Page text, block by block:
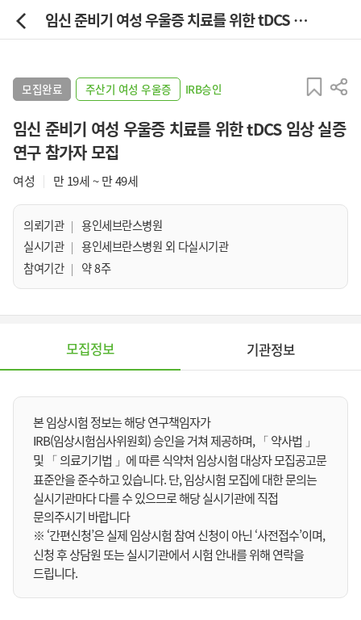
임신 준비기 여성 우울증 치료를 위한 tDCS 임상 실증 연구 참가자 모집
모집완료 주산기 여성 우울증 IRB승인
임신 준비기 여성 우울증 치료를 위한 tDCS 임상 실증
연구 참가자 모집
여성 만 19세 ~ 만 49세
의뢰기관
용인세브란스병원
실시기관
용인세브란스병원 외 다실시기관
참여기간
약 8주
모집정보 기관정보
본 임상시험 정보는 해당 연구책임자가
IRB(임상시험심사위원회) 승인을 거쳐 제공하며, 「 약사법 」
및 「 의료기기법 」에 따른 식약처 임상시험 대상자 모집공고문
표준안을 준수하고 있습니다. 단, 임상시험 모집에 대한 문의는
실시기관마다 다를 수 있으므로 해당 실시기관에 직접
문의주시기 바랍니다
※ ‘간편신청’은 실제 임상시험 참여 신청이 아닌 ‘사전접수’이며,
신청 후 상담원 또는 실시기관에서 시험 안내를 위해 연락을
드립니다.